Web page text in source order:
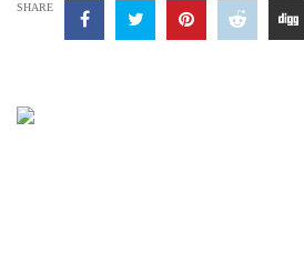
SHARE